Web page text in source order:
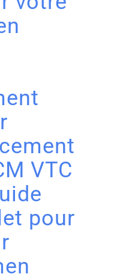
VTC
pour